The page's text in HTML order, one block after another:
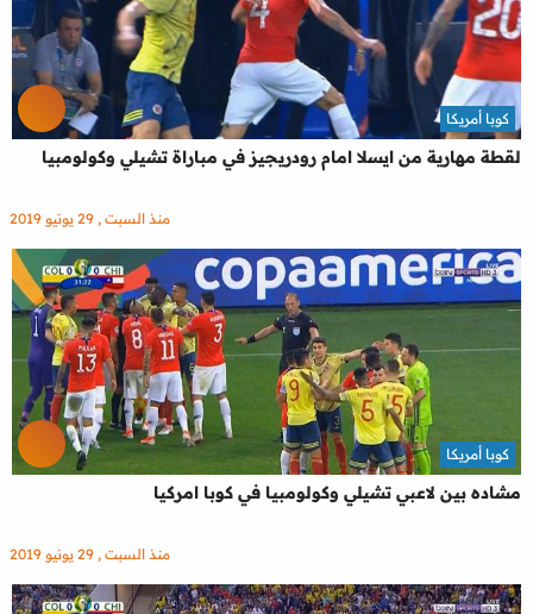
لقطة مهارية من ايسلا امام رودريجيز في مباراة تشيلي وكولومبيا
كوبا أمريكا
منذ السبت , 29 يونيو 2019
مشاده بين لاعبي تشيلي وكولومبيا في كوبا امركيا
كوبا أمريكا
منذ السبت , 29 يونيو 2019